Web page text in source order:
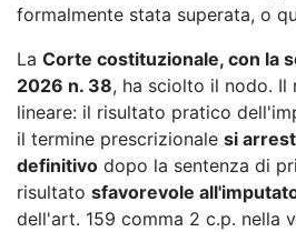
formalmente stata superata, o
La Corte costituzionale, con la
2026 n. 38, ha sciolto il nodo. Il
lineare: il risultato pratico
il termine prescrizionale si
definitivo dopo la sentenza di
risultato sfavorevole
dell'art. 159 comma 2 c.p. nella